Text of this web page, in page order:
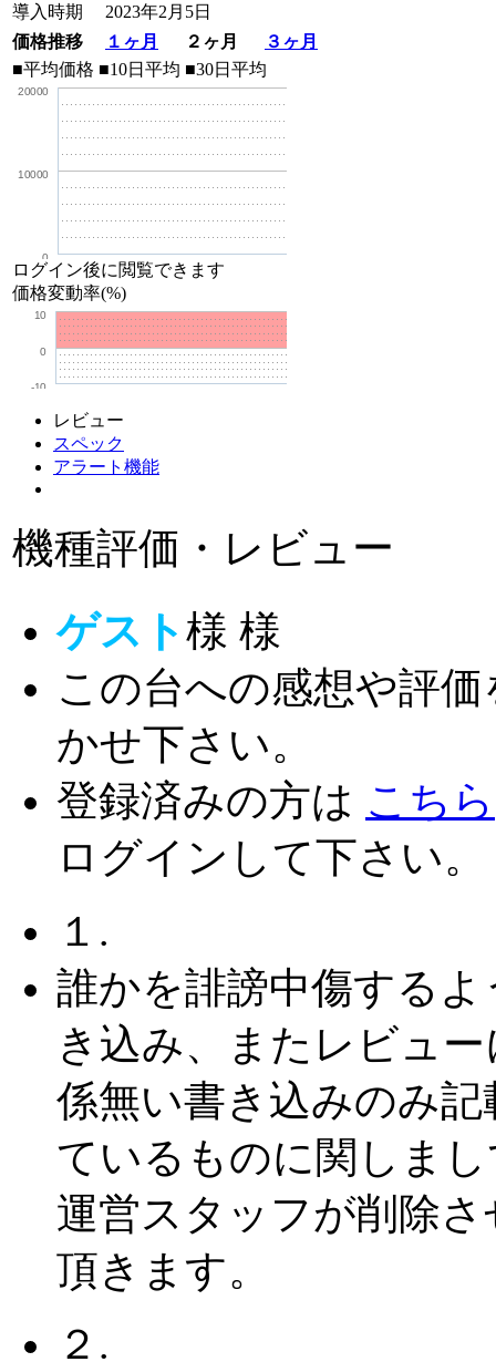
導入時期
2023年2月5日
価格推移
１ヶ月 ２ヶ月
３ヶ月
■平均価格 ■10日平均 ■30日平均
0
10000
20000
ログイン後に閲覧できます
価格変動率(%)
-10
0
10
レビュー
スペック
アラート機能
機種評価・レビュー
ゲスト様 様
この台への感想や評価
かせ下さい。
登録済みの方は こちら
ログインして下さい。
１.
誰かを誹謗中傷するよ
き込み、またレビュー
係無い書き込みのみ記
ているものに関しま
運営スタッフが削除さ
頂きます。
２.